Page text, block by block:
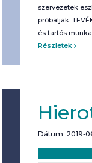
szervezetek
próbálják.
és tartós
Részletek
Dátum: 2019-